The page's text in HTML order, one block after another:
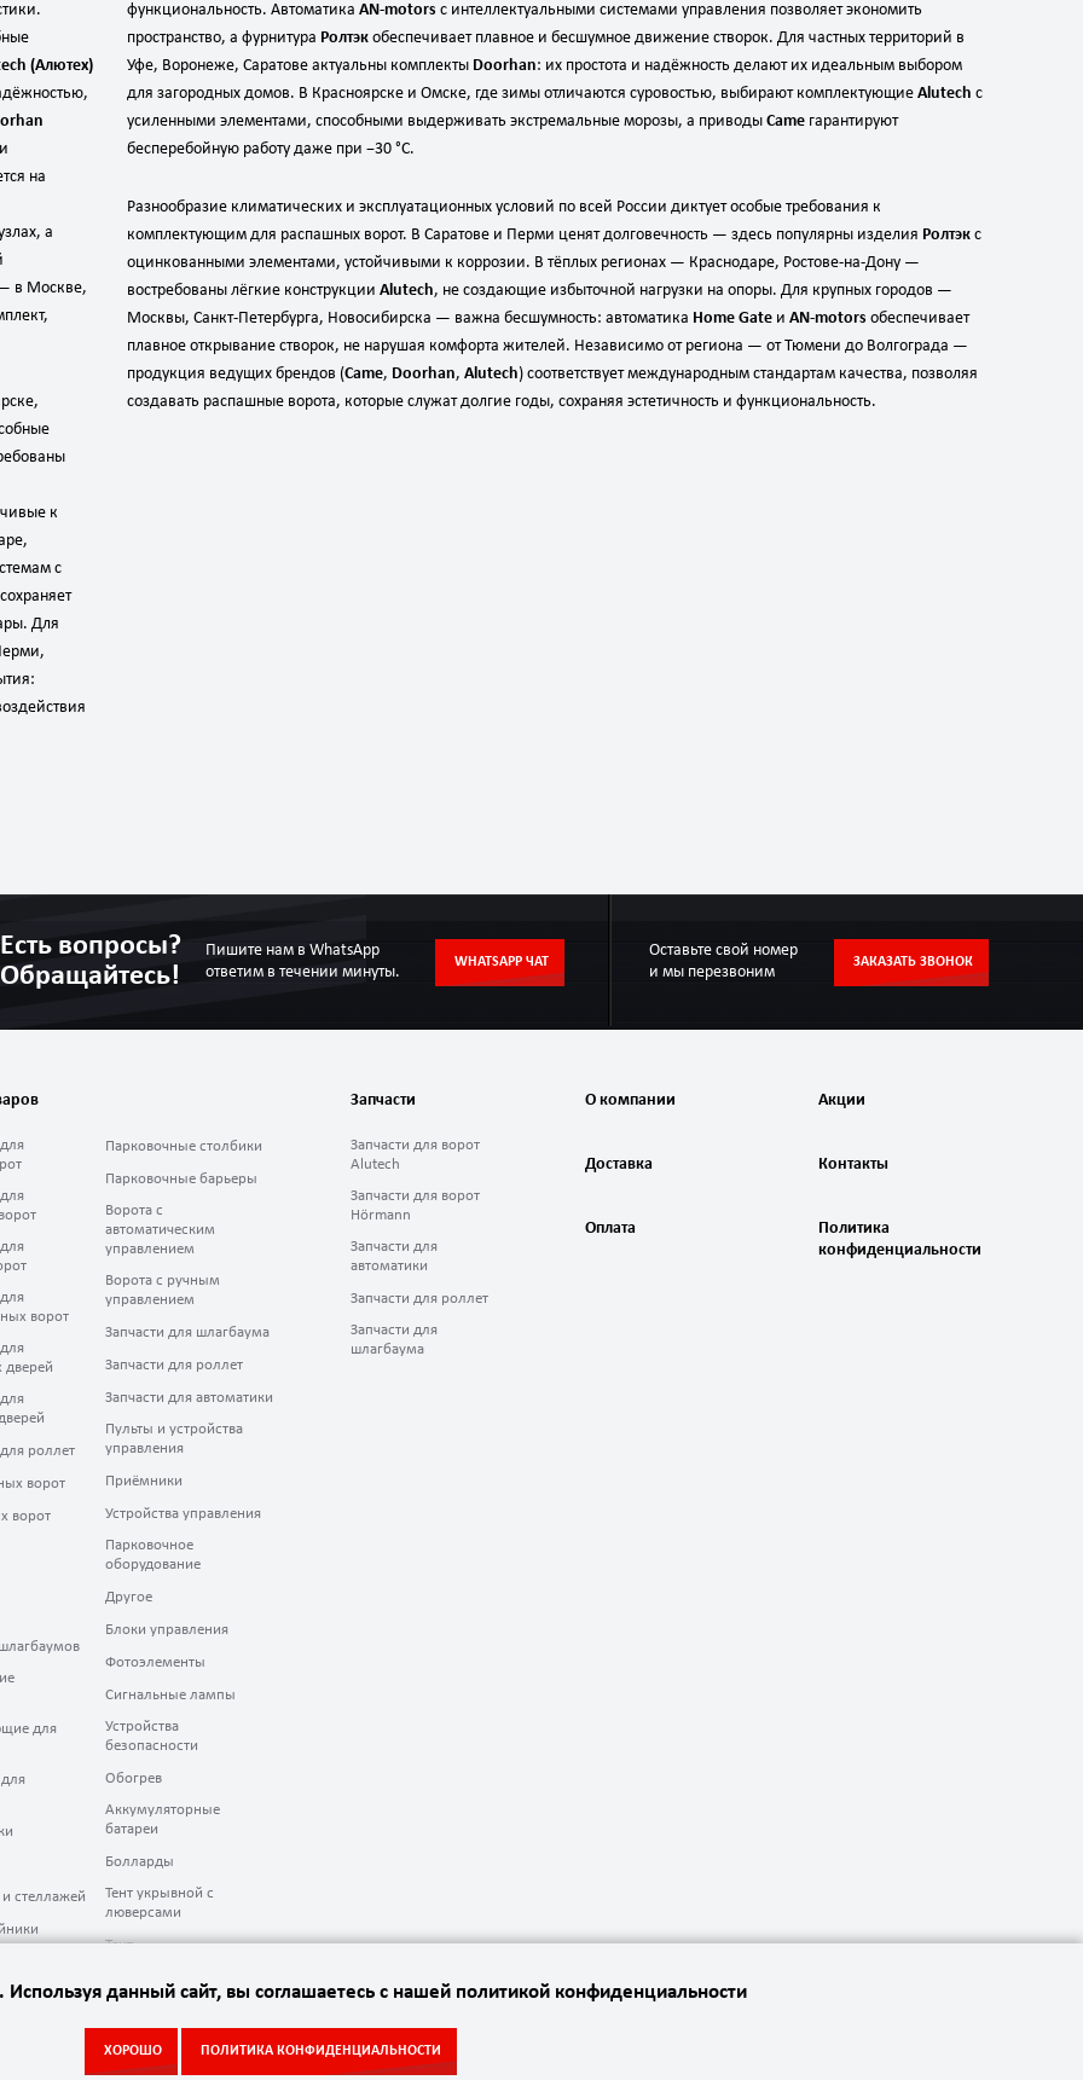
(Алютех)
на
а
— в Москве,
к
с
сохраняет
Для
функциональность. Автоматика AN‑motors с интеллектуальными системами управления позволяет экономить
пространство, а фурнитура Ролтэк обеспечивает плавное и бесшумное движение створок. Для частных территорий в
Уфе, Воронеже, Саратове актуальны комплекты Doorhan: их простота и надёжность делают их идеальным выбором
для загородных домов. В Красноярске и Омске, где зимы отличаются суровостью, выбирают комплектующие Alutech с
усиленными элементами, способными выдерживать экстремальные морозы, а приводы Came гарантируют
бесперебойную работу даже при −30 °C.
Разнообразие климатических и эксплуатационных условий по всей России диктует особые требования к
комплектующим для распашных ворот. В Саратове и Перми ценят долговечность — здесь популярны изделия Ролтэк с
оцинкованными элементами, устойчивыми к коррозии. В тёплых регионах — Краснодаре, Ростове‑на‑Дону —
востребованы лёгкие конструкции Alutech, не создающие избыточной нагрузки на опоры. Для крупных городов —
Москвы, Санкт‑Петербурга, Новосибирска — важна бесшумность: автоматика Home Gate и AN‑motors обеспечивает
плавное открывание створок, не нарушая комфорта жителей. Независимо от региона — от Тюмени до Волгограда —
продукция ведущих брендов (Came, Doorhan, Alutech) соответствует международным стандартам качества, позволяя
создавать распашные ворота, которые служат долгие годы, сохраняя эстетичность и функциональность.
Есть вопросы?
Обращайтесь!
Пишите нам в WhatsApp
ответим в течении минуты.
WHATSAPP ЧАТ
Оставьте свой номер
и мы перезвоним
ЗАКАЗАТЬ ЗВОНОК
ворот
дверей
роллет
ворот
ворот
для
стеллажей
Парковочные столбики
Парковочные барьеры
Ворота с
автоматическим
управлением
Ворота с ручным
управлением
Запчасти для шлагбаума
Запчасти для роллет
Запчасти для автоматики
Пульты и устройства
управления
Приёмники
Устройства управления
Парковочное
оборудование
Другое
Блоки управления
Фотоэлементы
Сигнальные лампы
Устройства
безопасности
Обогрев
Аккумуляторные
батареи
Болларды
Тент укрывной с
люверсами
Тент
Запчасти
Запчасти для ворот
Alutech
Запчасти для ворот
Hörmann
Запчасти для
автоматики
Запчасти для роллет
Запчасти для
шлагбаума
О компании
Доставка
Оплата
Акции
Контакты
Политика
конфиденциальности
данный сайт, вы соглашаетесь с нашей политикой конфиденциальности
ХОРОШО ПОЛИТИКА КОНФИДЕНЦИАЛЬНОСТИ